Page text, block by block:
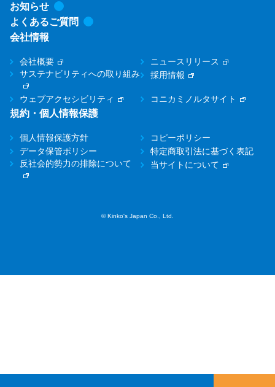
お知らせ
よくあるご質問
会社情報
会社概要
ニュースリリース
サステナビリティへの取り組み
採用情報
ウェブアクセシビリティ コニカミノルタサイト
規約・個人情報保護
個人情報保護方針
コピーポリシー
データ保管ポリシー
特定商取引法に基づく表記
反社会的勢力の排除について
当サイトについて
© Kinko's Japan Co., Ltd.